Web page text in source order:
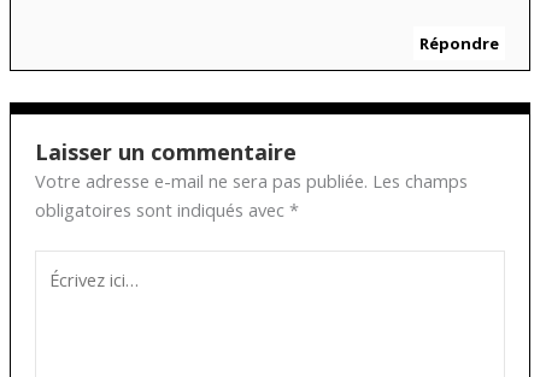
Répondre
Laisser un commentaire
Votre adresse e-mail ne sera pas publiée. Les champs
obligatoires sont indiqués avec *
ici…